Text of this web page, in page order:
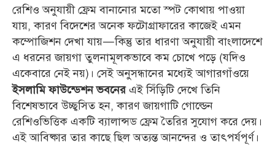
রেশিও অনুযায়ী ফ্রেম বানানোর মতো স্পট কোথায় পাওয়া
যায়, কারণ বিদেশের অনেক ফটোগ্রাফারের কাজেই এমন
কম্পোজিশন দেখা যায়—কিন্তু তার ধারণা অনুযায়ী বাংলাদেশে
এ ধরনের জায়গা তুলনামূলকভাবে কম চোখে পড়ে (যদিও
একেবারে নেই নয়)। সেই অনুসন্ধানের মধ্যেই আগারগাঁওয়ে
ইসলামি ফাউন্ডেশন ভবনেরএই সিঁড়িটি দেখে তিনি
বিশেষভাবে উচ্ছ্বসিত হন, কারণ জায়গাটি গোল্ডেন
রেশিওভিত্তিক একটি ব্যালান্সড ফ্রেম তৈরির সুযোগ করে দেয়।
এই আবিষ্কার তার কাছে ছিল অত্যন্ত আনন্দের ও তাৎপর্যপূর্ণ।